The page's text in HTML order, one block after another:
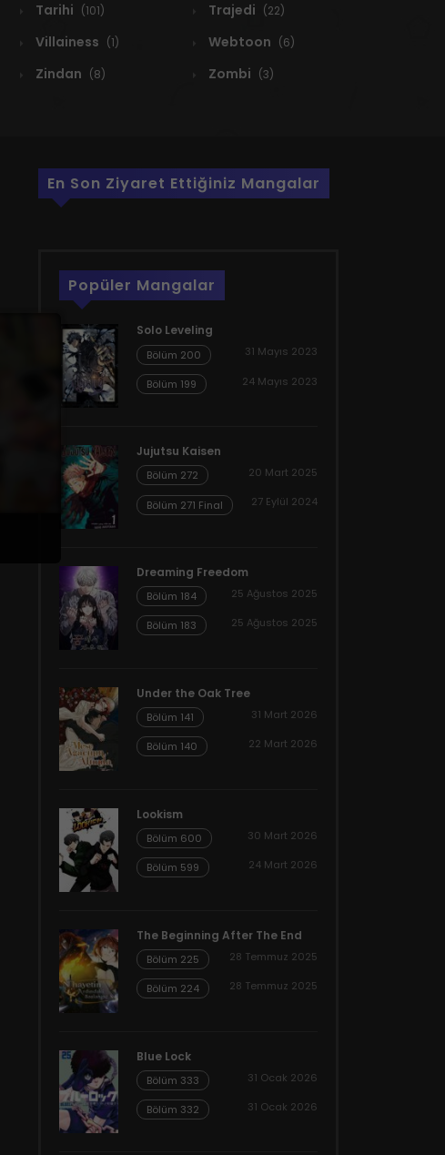
Tarihi (101) Trajedi (22)
Villainess (1) Webtoon (6)
Zindan (8) Zombi (3)
En Son Ziyaret Ettiğiniz Mangalar
Popüler Mangalar
Solo Leveling
Bölüm 200 31 Mayıs 2023
Bölüm 199 24 Mayıs 2023
Jujutsu Kaisen
Bölüm 272 20 Mart 2025
Bölüm 271 Final 27 Eylül 2024
Dreaming Freedom
Bölüm 184 25 Ağustos 2025
Bölüm 183 25 Ağustos 2025
Under the Oak Tree
Bölüm 141 31 Mart 2026
Bölüm 140 22 Mart 2026
Lookism
Bölüm 600 30 Mart 2026
Bölüm 599 24 Mart 2026
The Beginning After The End
Bölüm 225 28 Temmuz 2025
Bölüm 224 28 Temmuz 2025
Blue Lock
Bölüm 333 31 Ocak 2026
Bölüm 332 31 Ocak 2026